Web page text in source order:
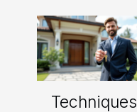
Techniques